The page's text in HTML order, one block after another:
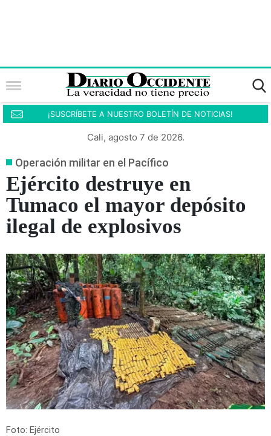
¡SUSCRÍBETE A NUESTRO BOLETÍN DE NOTICIAS!
Cali, agosto 7 de 2026.
Operación militar en el Pacífico
Ejército destruye en
Tumaco el mayor depósito
ilegal de explosivos
Foto: Ejército